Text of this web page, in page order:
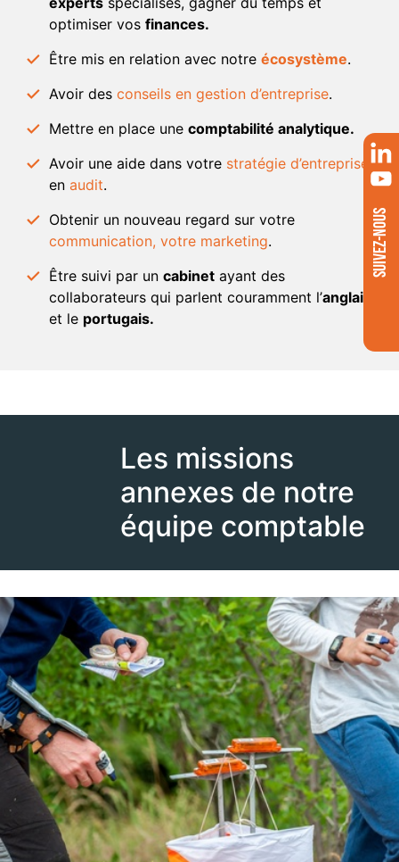
optimiser vos finances.
Être mis en relation avec notre écosystème.
Avoir des conseils en gestion d’entreprise.
Mettre en place une comptabilité analytique.
Avoir une aide dans votre stratégie d’entreprise .
en audit.
Obtenir un nouveau regard sur votre
communication, votre marketing.
Être suivi par un cabinet ayant des
collaborateurs qui parlent couramment l’anglais
et le portugais.
Les missions
annexes de notre
équipe comptable
SUIVEZ-NOUS